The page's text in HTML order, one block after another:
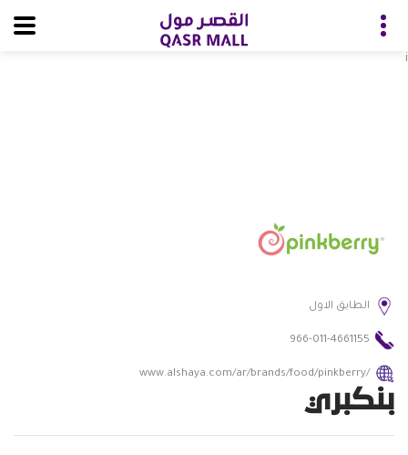
i
الطابق الاول
966-011-4661155
www.alshaya.com/ar/brands/food/pinkberry/
بنكبري